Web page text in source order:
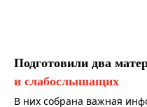
Подготовили два
и слабослышащих
В них собрана важная